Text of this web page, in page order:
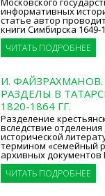
информативных
статье автор
книги Симбирска 1649-
ЧИТАТЬ ПОДРОБНЕЕ
И.
РАЗДЕЛЫ В
1820-1864 ГГ.
Разделение
вследствие
исторической
термином «семейный
архивных документов
ЧИТАТЬ ПОДРОБНЕЕ